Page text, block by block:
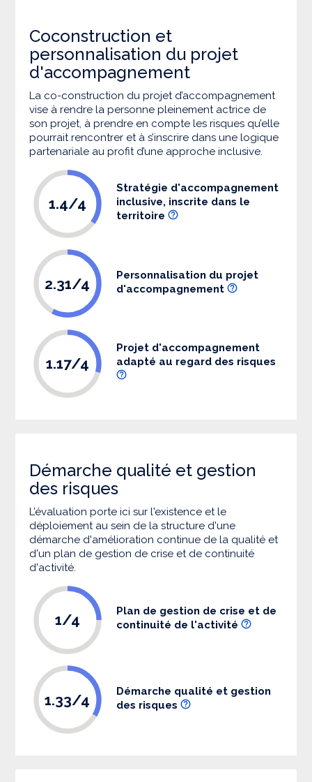
Coconstruction et
personnalisation du projet
d'accompagnement
La co-construction du projet d’accompagnement
vise à rendre la personne pleinement actrice de
son projet, à prendre en compte les risques qu’elle
pourrait rencontrer et à s’inscrire dans une logique
partenariale au profit d’une approche inclusive.
1.4/4
Stratégie d'accompagnement
inclusive, inscrite dans le
territoire
2.31/4
Personnalisation du projet
d'accompagnement
1.17/4
Projet d'accompagnement
adapté au regard des risques
Démarche qualité et gestion
des risques
L’évaluation porte ici sur l'existence et le
déploiement au sein de la structure d'une
démarche d'amélioration continue de la qualité et
d'un plan de gestion de crise et de continuité
d'activité.
1/4
Plan de gestion de crise et de
continuité de l'activité
1.33/4
Démarche qualité et gestion
des risques